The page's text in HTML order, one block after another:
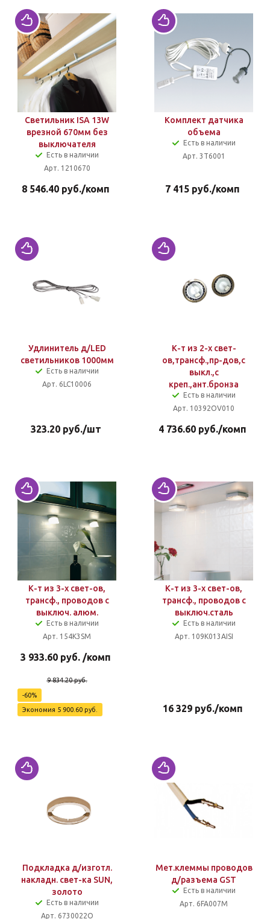
Светильник ISA 13W
врезной 670мм без
выключателя
Есть в наличии
Арт. 1210670
8 546.40 руб./комп
Комплект датчика
объема
Есть в наличии
Арт. 3T6001
7 415 руб./комп
Удлинитель д/LED
светильников 1000мм
Есть в наличии
Арт. 6LC10006
323.20руб./шт
К-т из 2-х свет-
ов,трансф.,пр-дов,с
выкл.,с
креп.,ант.бронза
Есть в наличии
Арт. 10392OV010
4 736.60 руб./комп
К-т из 3-х свет-ов,
трансф., проводов с
выключ. алюм.
Есть в наличии
Арт. 154K3SM
3 933.60 руб. /комп
9 834.20руб.
-60%
Экономия 5 900.60 руб.
К-т из 3-х свет-ов,
трансф., проводов с
выключ.сталь
Есть в наличии
Арт. 109K013AISI
16 329руб./комп
Подкладка д/изготл.
накладн. свет-ка SUN,
золото
Есть в наличии
Арт. 6730022O
Мет.клеммы проводов
д/разъема GST
Есть в наличии
Арт. 6FA007M